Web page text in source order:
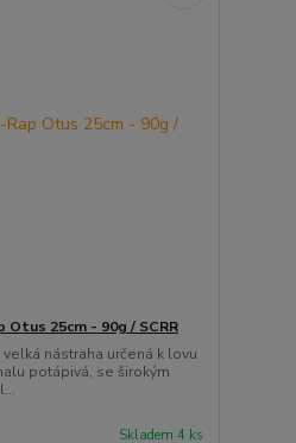
Otus 25cm - 90g / SCRR
nástraha určená k lovu
potápivá, se širokým
Skladem 4 ks